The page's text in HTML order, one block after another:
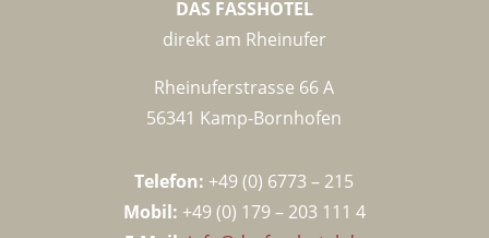
DAS FASSHOTEL
direkt am Rheinufer
Rheinuferstrasse 66 A
56341 Kamp-Bornhofen
Telefon: +49 (0) 6773 – 215
Mobil: +49 (0) 179 – 203 111 4